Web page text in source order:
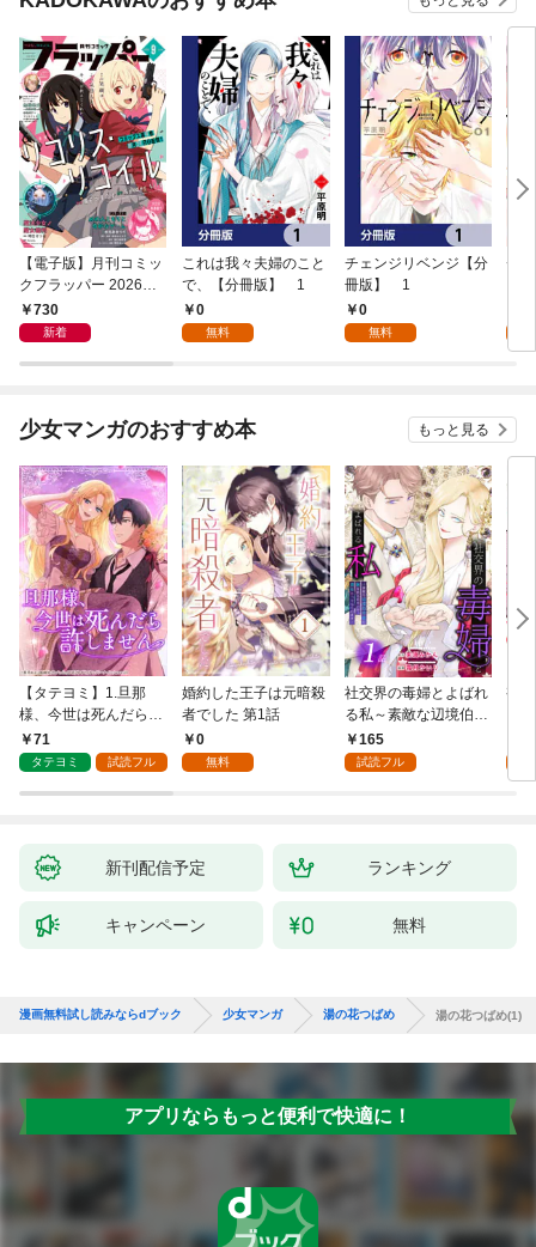
【電子版】月刊コミッ
クフラッパー 2026年9
月号730
新着
これは我々夫婦のこと
で、【分冊版】 1
0
無料
チェンジリベンジ【分
冊版】 1
0
無料
チ
少女マンガのおすすめ本 もっと見る
【タテヨミ】1.旦那
様、今世は死んだら許
しません
71
タテヨミ 試読フル
婚約した王子は元暗殺
者でした 第1話
0
無料
社交界の毒婦とよばれ
る私～素敵な辺境伯令
息に腕を折られたの
で、責任とってもらい
165
試読フル
視
新刊配信予定 ランキング
キャンペーン 無料
漫画無料試し読みならdブック 少女マンガ 湯の花つばめ 湯の花つばめ(1)
アプリならもっと便利で快適に！